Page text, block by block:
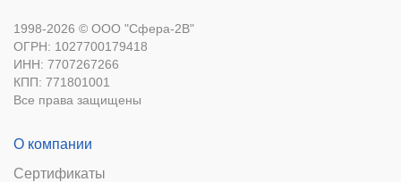
1998-2026 © ООО "Сфера-2В"
ОГРН: 1027700179418
ИНН: 7707267266
КПП: 771801001
Все права защищены
О компании
Сертификаты